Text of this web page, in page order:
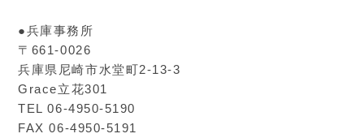
●兵庫事務所
〒661-0026
兵庫県尼崎市水堂町2-13-3
Grace立花301
TEL 06-4950-5190
FAX 06-4950-5191